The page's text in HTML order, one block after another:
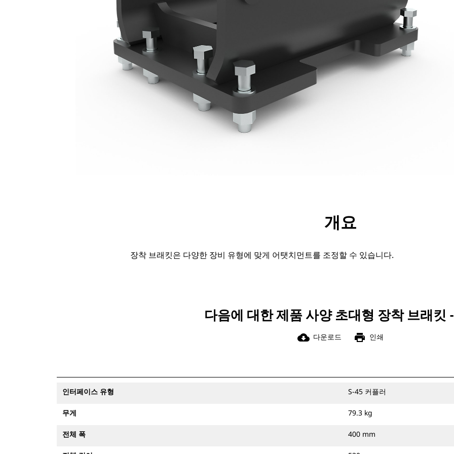
투어
개요
장착 브래킷은 다양한 장비 유형에 맞게 어탯치먼트를 조정할 수 있습니다.
다음에 대한 제품 사양 초대형 장착 브래킷
cloud_download 다운로드 print 인쇄
인터페이스 유형 S-45 커플러
무게 79.3 kg
전체 폭 400 mm